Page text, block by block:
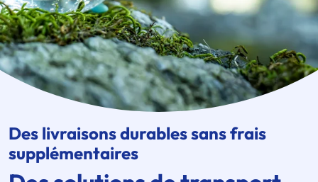
Des livraisons durables sans frais
supplémentaires